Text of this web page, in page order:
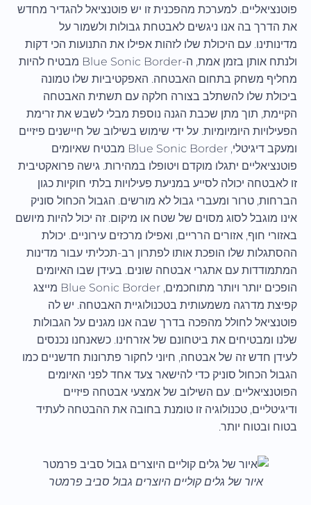
פוטנציאליים. למערכת מהפכנית זו יש פוטנציאל להגדיר מחדש
את הדרך בה אנו ניגשים לאבטחת גבולות ולשמור על
מדינותינו. עם היכולת שלו לזהות אפילו את התנועות הכי דקות
ולנתח אותן בזמן אמת, ה-Blue Sonic Border מבטיח להיות
מחליף משחק בתחום האבטחה. האפקטיביות שלו טמונה
ביכולת שלו להשתלב בצורה חלקה עם תשתית האבטחה
הקיימת, תוך מתן שכבת הגנה נוספת מבלי לשבש את זרימת
הפעילויות היומיומיות. על ידי שימוש בשילוב של חיישנים פיזיים
ומעקב דיגיטלי, Blue Sonic Border מבטיח שאיומים
פוטנציאליים יתגלו מוקדם ויטופלו במהירות. גישה פרואקטיבית
זו לאבטחה יכולה לסייע במניעת פעילויות בלתי חוקיות כגון
הברחות, טרור ומעברי גבול לא מורשים. הגבול הכחול סוניק
אינו מוגבל לסוג מסוים של שטח או מיקום. זה יכול להיות מיושם
באזורי חוף, אזורים הרריים, ואפילו מרכזים עירוניים. יכולת
ההסתגלות שלו הופכת אותו לפתרון רב-תכליתי עבור מדינות
המתמודדות עם אתגרי אבטחה שונים. בעידן שבו האיומים
הופכים יותר ויותר מתוחכמים, Blue Sonic Border מייצג
קפיצת מדרגה משמעותית בטכנולוגיית האבטחה. יש לה
פוטנציאל לחולל מהפכה בדרך שבה אנו מגנים על הגבולות
שלנו ומבטיחים את ביטחונם של אזרחינו. כשאנחנו נכנסים
לעידן חדש זה של אבטחה, חיוני לחקור פתרונות חדשניים כמו
הגבול הכחול סוניק כדי להישאר צעד אחד לפני האיומים
הפוטנציאליים. עם השילוב של אמצעי אבטחה פיזיים
ודיגיטליים, טכנולוגיה זו טומנת בחובה את ההבטחה לעתיד
בטוח ובטוח יותר.
איור של גלים קוליים היוצרים גבול סביב פרמטר